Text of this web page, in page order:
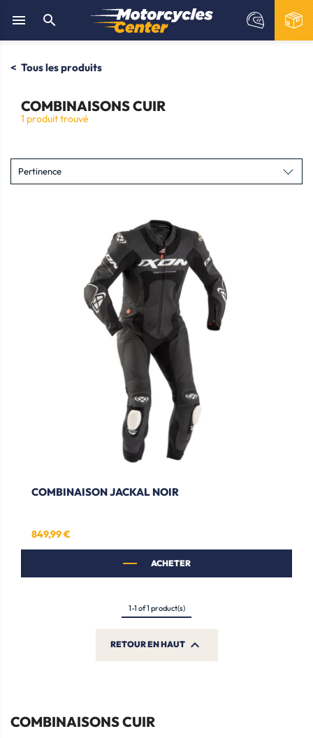
 
Tous les produits
COMBINAISONS CUIR
1 produit trouvé
Pertinence
COMBINAISON JACKAL NOIR
Prix
849,99 €
ACHETER
1-1 of 1 product(s)
RETOUR EN HAUT 
COMBINAISONS CUIR